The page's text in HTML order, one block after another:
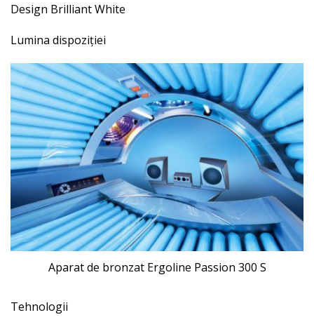
Design Brilliant White
Lumina dispoziției
Aparat de bronzat Ergoline Passion 300 S
Tehnologii